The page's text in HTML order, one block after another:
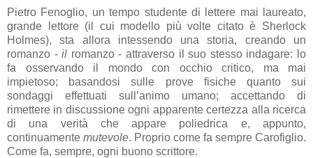
Pietro Fenoglio, un tempo studente di lettere mai laureato,
grande lettore (il cui modello più volte citato è Sherlock
Holmes), sta allora intessendo una storia, creando un
romanzo -il romanzo - attraverso il suo stesso indagare: lo
fa osservando il mondo con occhio critico, ma mai
impietoso; basandosi sulle prove fisiche quanto sui
sondaggi effettuati sull’animo umano; accettando di
rimettere in discussione ogni apparente certezza alla ricerca
di una verità che appare poliedrica e, appunto,
continuamente mutevole. Proprio come fa sempre Carofiglio.
Come fa, sempre, ogni buono scrittore.